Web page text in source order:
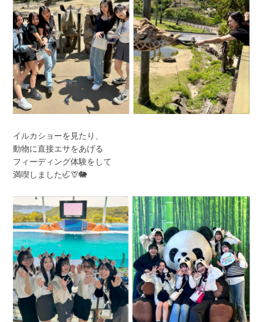
イルカショーを見たり、
動物に直接エサをあげる
フィーディング体験をして
満喫しました🦏🦒🐘